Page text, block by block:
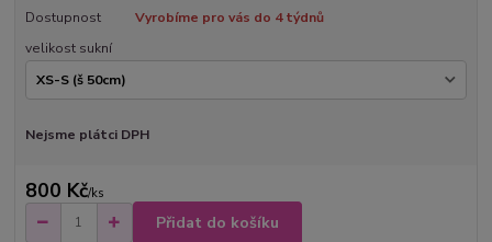
Dostupnost
Vyrobíme pro vás do 4 týdnů
velikost sukní
Nejsme plátci DPH
800 Kč/ks
Přidat do košíku